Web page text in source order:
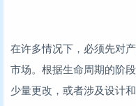
在许多情况下，必须先对
市场。根据生命周期的阶
少量更改，或者涉及设计